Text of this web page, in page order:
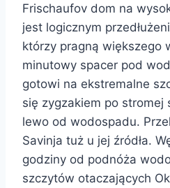
Frischaufov dom na
jest logicznym
którzy pragną większego
minutowy spacer pod
gotowi na ekstremalne
się zygzakiem po stromej
lewo od wodospadu.
Savinja tuż u jej źródła.
godziny od podnóża
szczytów otaczających